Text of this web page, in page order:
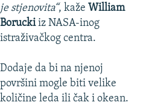
je stjenovita“, kaže William
Boruckiiz NASA-inog
istraživačkog centra.
Dodaje da bi na njenoj
površini mogle biti velike
količine leda ili čak i okean.